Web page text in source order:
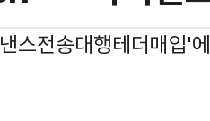
전송대행테더매입'